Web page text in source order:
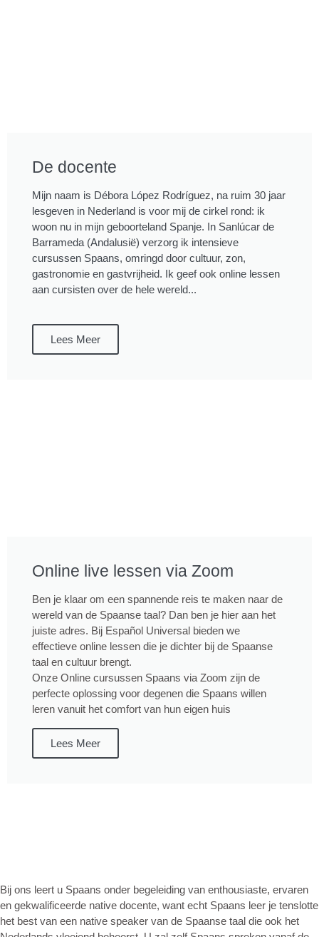
De docente
Mijn naam is Débora López Rodríguez, na ruim 30 jaar
lesgeven in Nederland is voor mij de cirkel rond: ik
woon nu in mijn geboorteland Spanje. In Sanlúcar de
Barrameda (Andalusië) verzorg ik intensieve
cursussen Spaans, omringd door cultuur, zon,
gastronomie en gastvrijheid. Ik geef ook online lessen
aan cursisten over de hele wereld...
Lees Meer
Online live lessen via Zoom
Ben je klaar om een spannende reis te maken naar de
wereld van de Spaanse taal? Dan ben je hier aan het
juiste adres. Bij Español Universal bieden we
effectieve online lessen die je dichter bij de Spaanse
taal en cultuur brengt.
Onze Online cursussen Spaans via Zoom zijn de
perfecte oplossing voor degenen die Spaans willen
leren vanuit het comfort van hun eigen huis
Lees Meer
Bij ons leert u Spaans onder begeleiding van enthousiaste, ervaren
en gekwalificeerde native docente, want echt Spaans leer je tenslotte
het best van een native speaker van de Spaanse taal die ook het